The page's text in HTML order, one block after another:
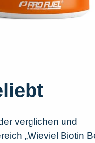
verglichen und
„Wieviel Biotin